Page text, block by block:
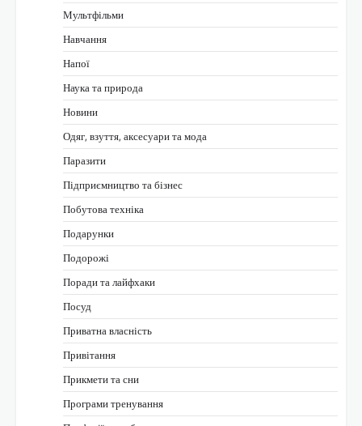
Мультфільми
Навчання
Напої
Наука та природа
Новини
Одяг, взуття, аксесуари та мода
Паразити
Підприємництво та бізнес
Побутова техніка
Подарунки
Подорожі
Поради та лайфхаки
Посуд
Приватна власність
Привітання
Прикмети та сни
Програми тренування